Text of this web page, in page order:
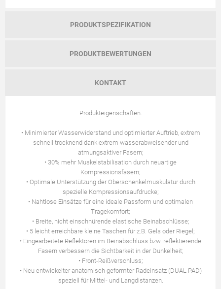
PRODUKTSPEZIFIKATION
PRODUKTBEWERTUNGEN
KONTAKT
Produkteigenschaften:
• Minimierter Wasserwiderstand und optimierter Auftrieb, extrem
schnell trocknend dank extrem wasserabweisender und
atmungsaktiver Fasern;
• 30% mehr Muskelstabilisation durch neuartige
Kompressionsfasern;
• Optimale Unterstützung der Oberschenkelmuskulatur durch
spezielle Kompressionsaufdrucke;
• Nahtlose Einsätze für eine ideale Passform und optimalen
Tragekomfort;
• Breite, nicht einschnürende elastische Beinabschlüsse;
• 5 leicht erreichbare kleine Taschen für z.B. Gels oder Riegel;
• Eingearbeitete Reflektoren im Beinabschluss bzw. reflektierende
Fasern verbessern die Sichtbarkeit in der Dunkelheit;
• Front-Reißverschluss;
• Neu entwickelter anatomisch geformter Radeinsatz (DUAL PAD)
speziell für Mittel- und Langdistanzen.